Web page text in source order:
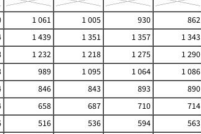
1 061 1 005 930 862
1 439 1 351 1 357 1 343
1 232 1 218 1 275 1 290
989 1 095 1 064 1 086
846 843 893 890
658 687 710 714
516 536 594 563